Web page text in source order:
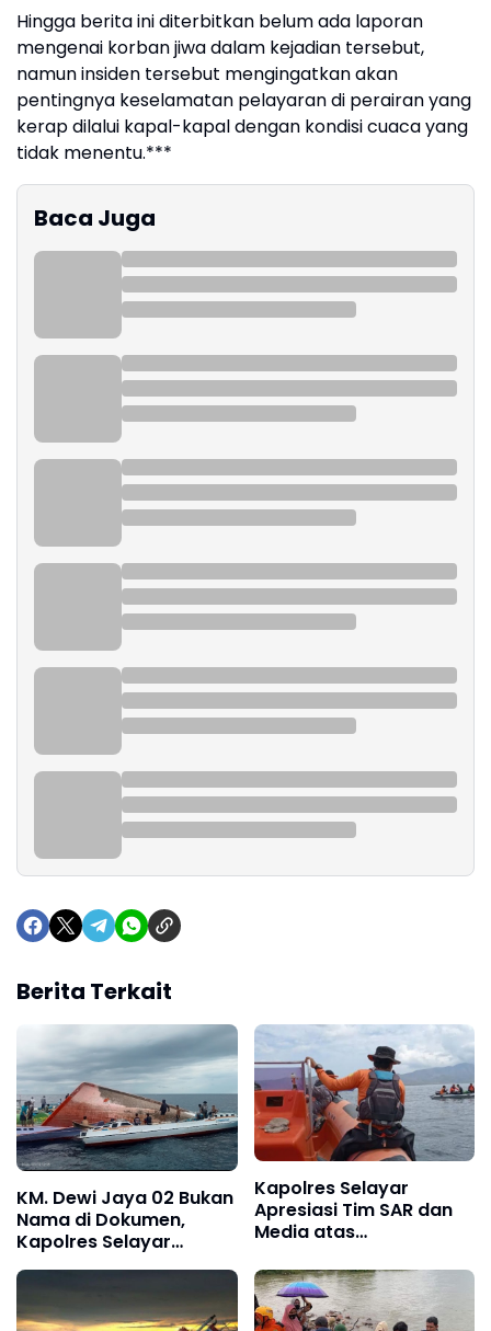
Hingga berita ini diterbitkan belum ada laporan
mengenai korban jiwa dalam kejadian tersebut,
namun insiden tersebut mengingatkan akan
pentingnya keselamatan pelayaran di perairan yang
kerap dilalui kapal-kapal dengan kondisi cuaca yang
tidak menentu.***
Baca Juga
Berita Terkait
KM. Dewi Jaya 02 Bukan
Nama di Dokumen,
Kapolres Selayar
Jelaskan Kronologis
Kapal Tenggelam
Kapolres Selayar
Apresiasi Tim SAR dan
Media atas
KM Mulya Abadi 2